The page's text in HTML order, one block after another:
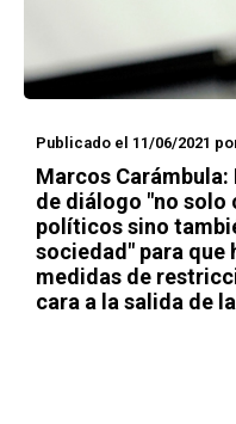
Publicado el 11/06/2021
Marcos Carámbula:
de diálogo "no
políticos sino
sociedad" para que
medidas de
cara a la salida de